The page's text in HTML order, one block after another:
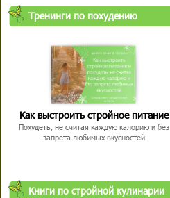
Тренинги по похудению
Как выстроить стройное питание
Похудеть, не считая каждую калорию и без
запрета любимых вкусностей
Книги по стройной кулинарии